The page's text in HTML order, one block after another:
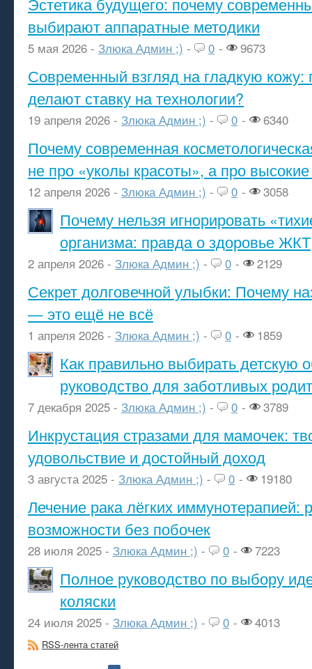
выбирают аппаратные методики
5 мая 2026 - Злюка Админ ;) - 0 - 9673
Современный взгляд на гладкую кожу:
делают ставку на технологии?
19 апреля 2026 - Злюка Админ ;) - 0 - 6340
Почему современная
не про «уколы красоты», а про высокие
12 апреля 2026 - Злюка Админ ;) - 0 - 3058
Почему нельзя игнорировать
организма: правда о здоровье ЖКТ
2 апреля 2026 - Злюка Админ ;) - 0 - 2129
Секрет долговечной улыбки: Почему
— это ещё не всё
1 апреля 2026 - Злюка Админ ;) - 0 - 1859
Как правильно выбирать детскую
руководство для заботливых
7 декабря 2025 - Злюка Админ ;) - 0 - 3789
Инкрустация стразами для мамочек:
удовольствие и достойный доход
3 августа 2025 - Злюка Админ ;) - 0 - 19180
Лечение рака лёгких иммунотерапией:
возможности без побочек
28 июля 2025 - Злюка Админ ;) - 0 - 7223
Полное руководство по выбору
коляски
24 июля 2025 - Злюка Админ ;) - 0 - 4013
RSS-лента статей